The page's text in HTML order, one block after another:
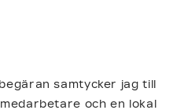
samtycker jag till
och en lokal